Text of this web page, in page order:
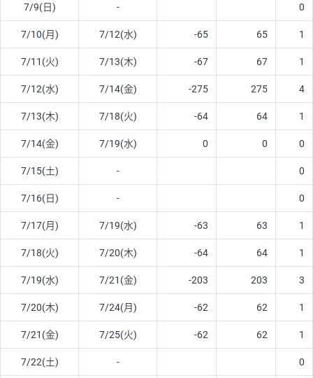
7/9(日) - 0
7/10(月) 7/12(水) -65 65 1
7/11(火) 7/13(木) -67 67 1
7/12(水) 7/14(金) -275 275 4
7/13(木) 7/18(火) -64 64 1
7/14(金) 7/19(水) 0 0 0
7/15(土) - 0
7/16(日) - 0
7/17(月) 7/19(水) -63 63 1
7/18(火) 7/20(木) -64 64 1
7/19(水) 7/21(金) -203 203 3
7/20(木) 7/24(月) -62 62 1
7/21(金) 7/25(火) -62 62 1
7/22(土) - 0